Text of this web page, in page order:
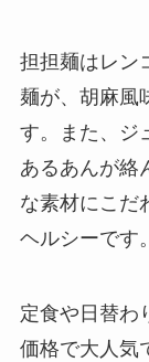
担担麺はレン
麺が、胡麻風
す。また、ジ
あるあんが絡
な素材にこだ
ヘルシーです。
定食や日替わ
価格で大人気